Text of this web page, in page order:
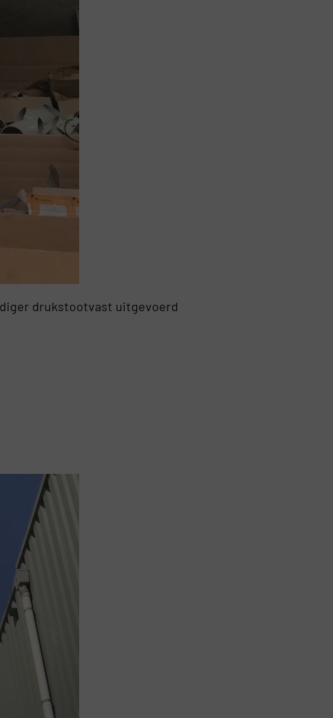
drukstootvast uitgevoerd